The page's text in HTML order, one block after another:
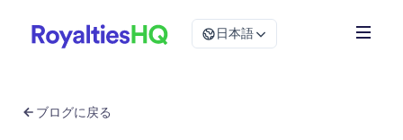
日本語
ブログに戻る